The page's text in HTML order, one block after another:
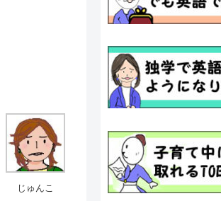
じゅんこ